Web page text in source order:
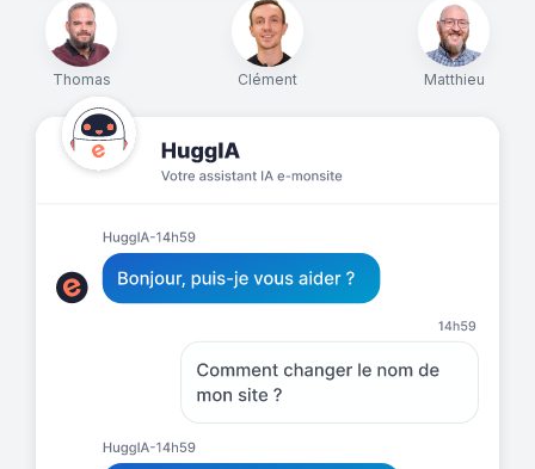
Thomas Clément Matthieu